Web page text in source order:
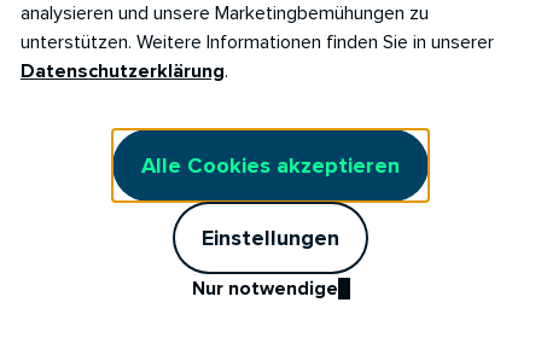
Stromtarif kündigen
Vertrag widerrufen
Cookie Richtlinie​
analysieren und unsere Marketingbemühungen zu
unterstützen. Weitere Informationen finden Sie in unserer
Datenschutzerklärung.
Alle Cookies akzeptieren
Einstellungen
Nur notwendige